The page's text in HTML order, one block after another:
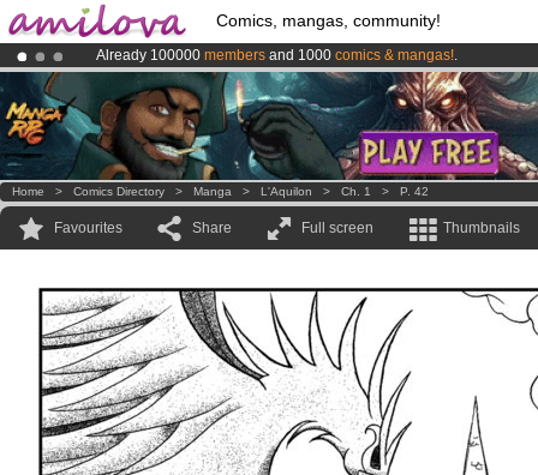
Comics, mangas, community!
Already 100000 members and 1000 comics & mangas!.
Premium membership from3.95 eurosper month !Get membership
AmilovaKickstarter is now LIVE!.
Home > Comics Directory > Manga > L'Aquilon > Ch. 1 > P. 42
Favourites Share Full screen Thumbnails